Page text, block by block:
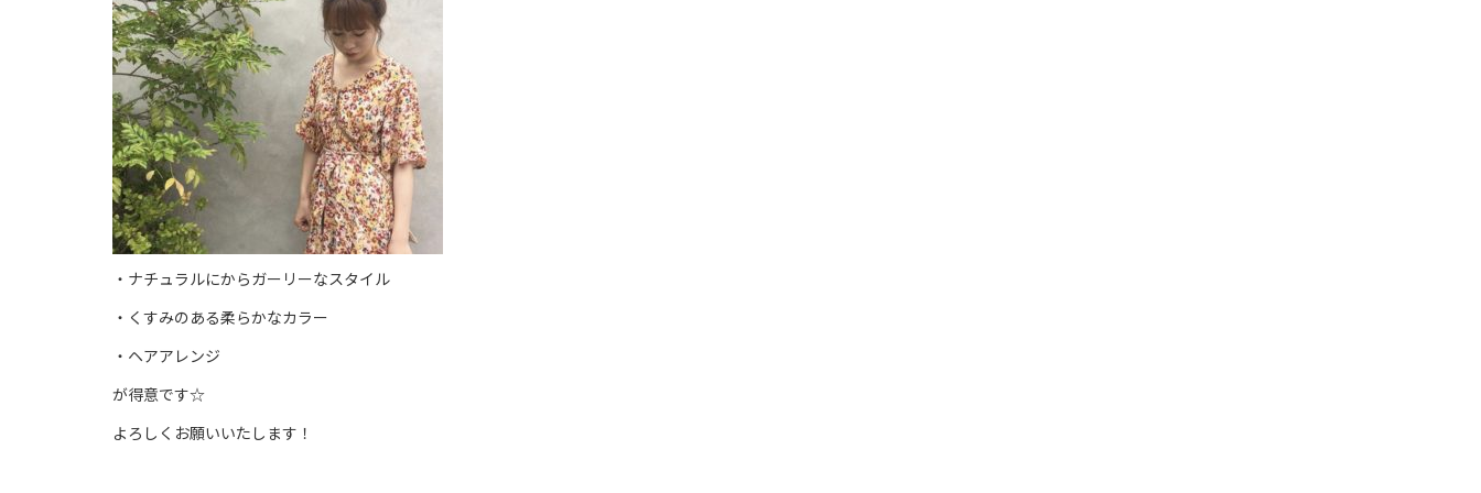
・ナチュラルにからガーリーなスタイル
・くすみのある柔らかなカラー
・ヘアアレンジ
が得意です☆
よろしくお願いいたします！